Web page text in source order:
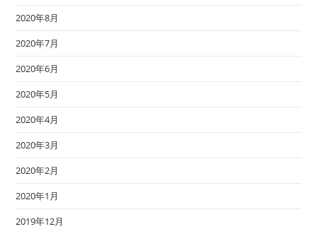
2020年8月
2020年7月
2020年6月
2020年5月
2020年4月
2020年3月
2020年2月
2020年1月
2019年12月